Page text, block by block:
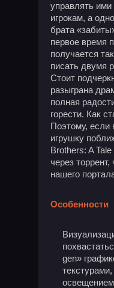
управлять
игрокам, а
брата
первое время
получается
писать двумя
Стоит
разыграна
полная
горести. Как
Поэтому, если
игрушку
Brothers: A
через
нашего
Особенности
gen»
освещением